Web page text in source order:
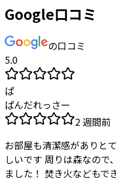
Google口コミ
の口コミ
5.0
ぱ
ぱんだれっさー
2 週間前
お部屋も清潔感がありと
しいです 周りは森なので
ました！ 焚き火などもで